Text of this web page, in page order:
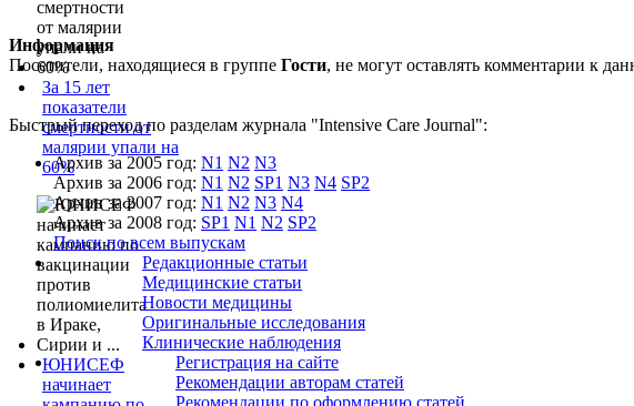
За 15 лет
показатели
смертности от
малярии упали на
60%
ЮНИСЕФ
начинает
Информация
Посетители, находящиеся в группе Гости, не могут оставлять комментарии к
Быстрый переход по разделам журнала "Intensive Care Journal":
Архив за 2005 год: N1 N2 N3
Архив за 2006 год: N1 N2 SP1 N3 N4 SP2
Архив за 2007 год: N1 N2 N3 N4
Архив за 2008 год: SP1 N1 N2 SP2
Поиск по всем выпускам
Редакционные статьи
Медицинские статьи
Новости медицины
Оригинальные исследования
Клинические наблюдения
Регистрация на сайте
Рекомендации авторам статей
Рекомендации по оформлению статей